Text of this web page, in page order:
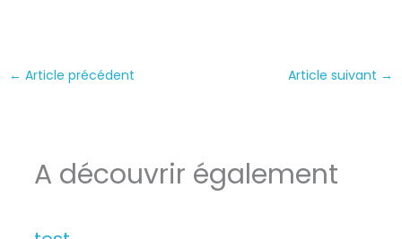
← Article précédent Article suivant →
A découvrir également